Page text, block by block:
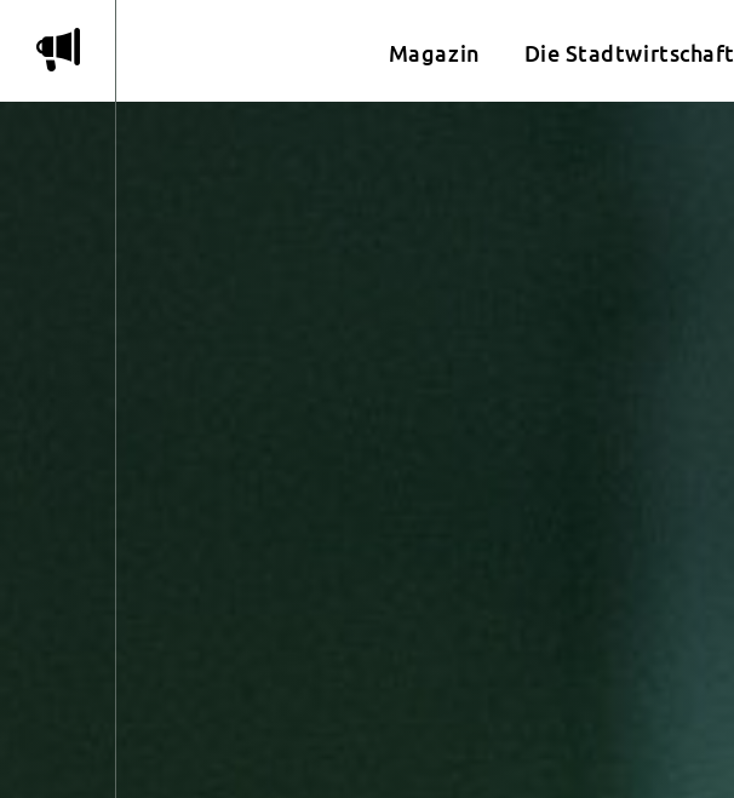
m Magazin Die Stadtwirtschaft